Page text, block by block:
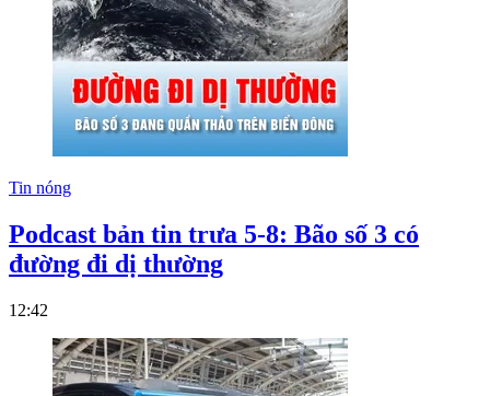
Tin nóng
Podcast bản tin trưa 5-8: Bão số 3 có
đường đi dị thường
12:42